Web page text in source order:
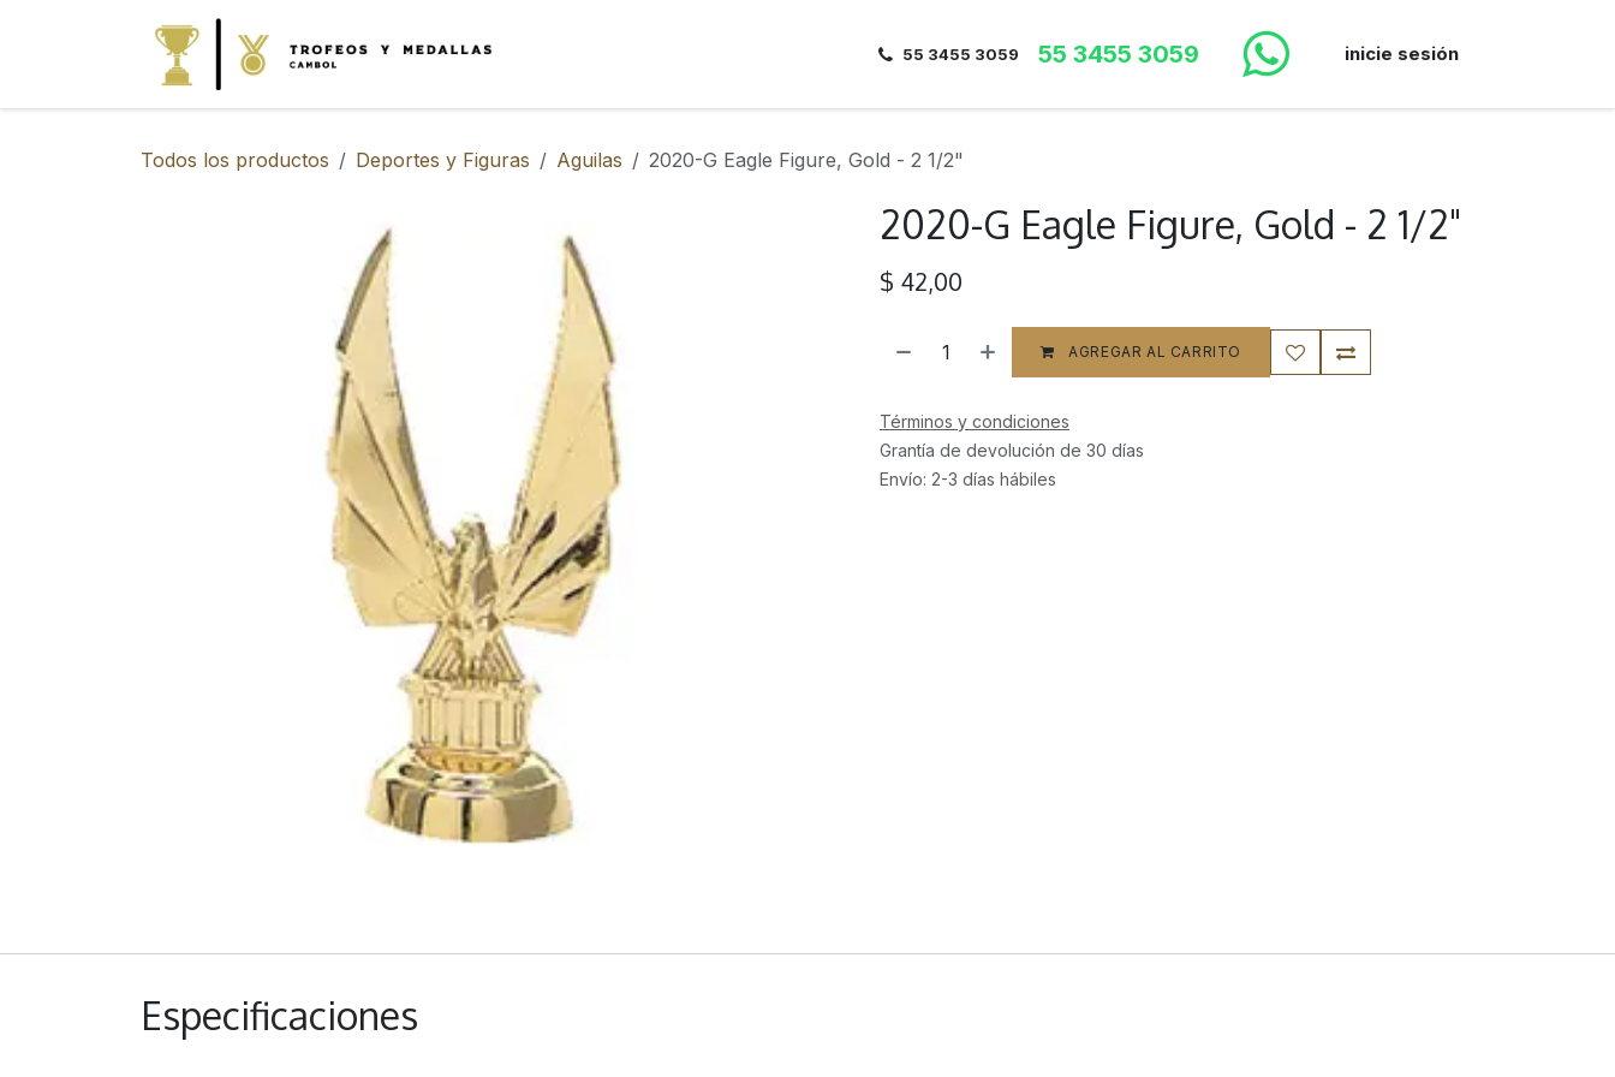
55 3455 3059 55 3455 3059 inicie sesión
Todos los productos Deportes y Figuras Aguilas 2020-G Eagle Figure, Gold - 2 1/2"
2020-G Eagle Figure, Gold - 2 1/2"
$ 42,00
AGREGAR AL CARRITO
Términos y condiciones
Grantía de devolución de 30 días
Envío: 2-3 días hábiles
Especificaciones